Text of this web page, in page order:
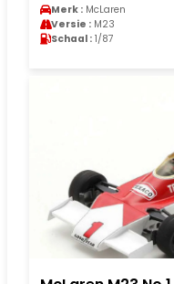
Merk : McLaren
Versie : M23
Schaal : 1/87